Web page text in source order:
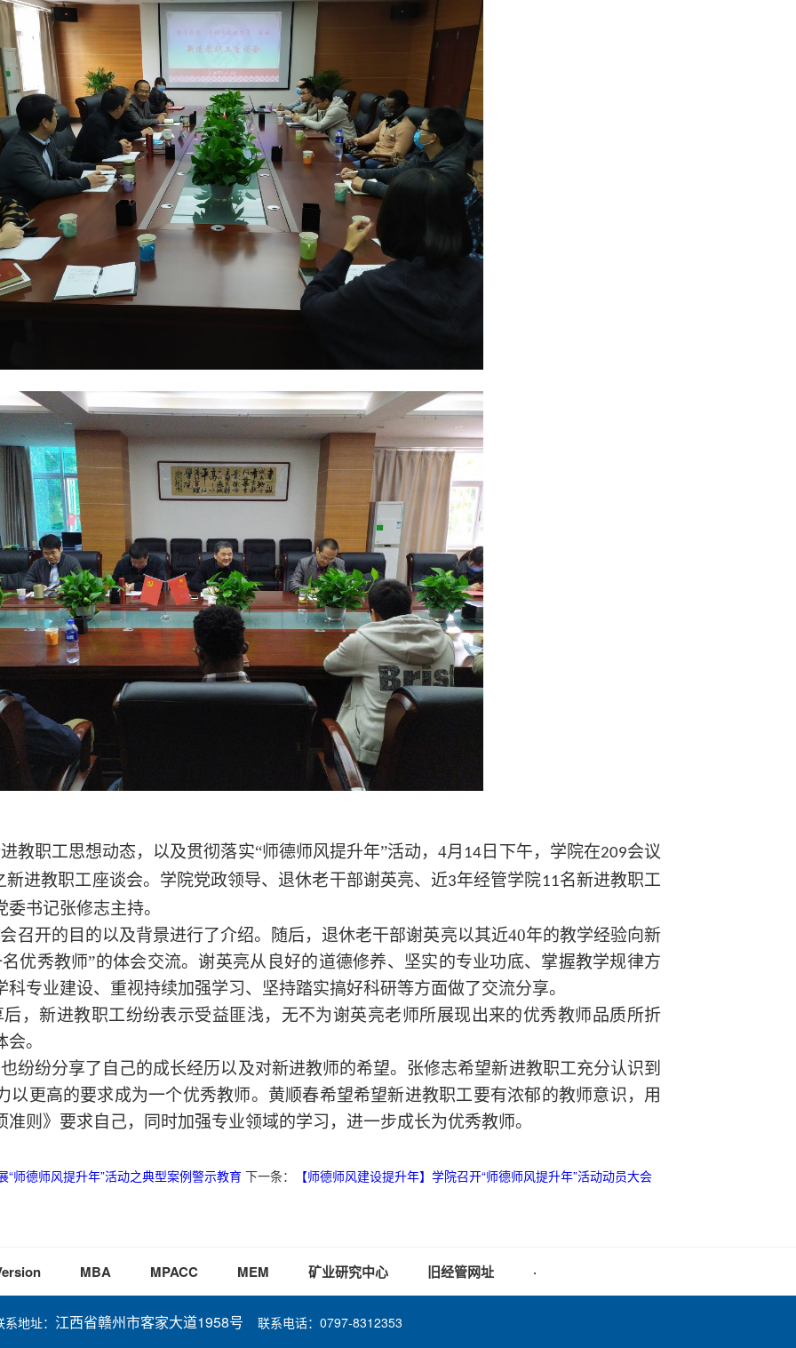
教职工思想动态，以及贯彻落实“师德师风提升年”活动，4月 14 日下午，学院在209会议
新进教职工座谈会。学院党政领导、退休老干部谢英亮、近3年经管学院11名新进教职工
书记张修志主持。
召开的目的以及背景进行了介绍。随后，退休老干部谢英亮以其近40年的教学经验向新
优秀教师”的体会交流。谢英亮从良好的道德修养、坚实的专业功底、掌握教学规律方
专业建设、重视持续加强学习、坚持踏实搞好科研等方面做了交流分享。
，新进教职工纷纷表示受益匪浅，无不为谢英亮老师所展现出来的优秀教师品质所折
。
纷纷分享了自己的成长经历以及对新进教师的希望。张修志希望新进教职工充分认识到
以更高的要求成为一个优秀教师。黄顺春希望希望新进教职工要有浓郁的教师意识，用
则》要求自己，同时加强专业领域的学习，进一步成长为优秀教师。
“师德师风提升年”活动之典型案例警示教育 下一条： 【师德师风建设提升年】学院召开“师德师风提升年”活动动员大会
MBA MPACC MEM 矿业研究中心 旧经管网址 ·
系地址： 江西省赣州市客家大道1958号 联系电话：0797-8312353